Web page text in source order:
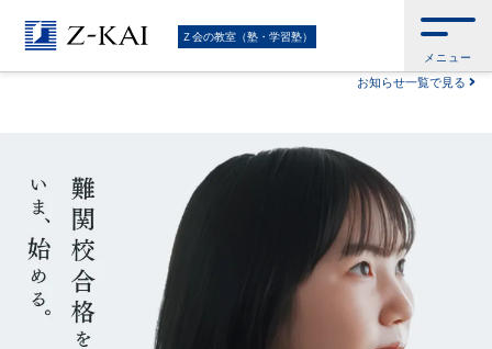
難
関
受
験
に
Ｚ会の教室（塾・学習塾）
メニュー
Ｚ会トップ> Ｚ会の教室（塾・学習塾）
お知らせ一覧で見る